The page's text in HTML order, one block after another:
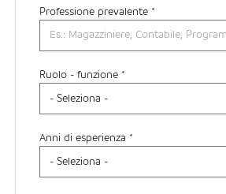
Professione prevalente *
Ruolo - funzione *
Anni di esperienza *